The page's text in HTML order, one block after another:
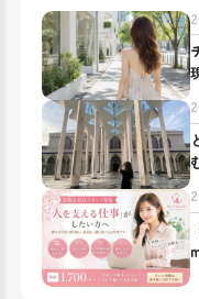
「普通っぽいところがい
と考える男性はたくさん
大切なのは「中身」であ
あなた自身がいま考えて
逆に“リアル”なものとし
りえるのです。
チャットレディは今、人
女性のライバルが多いと
と思ってしまうかもしれ
「チャットで稼ぎたい女
「チャットを楽しみたい
つまり、ライバルが多い
＞が掴みやすいという事で
と